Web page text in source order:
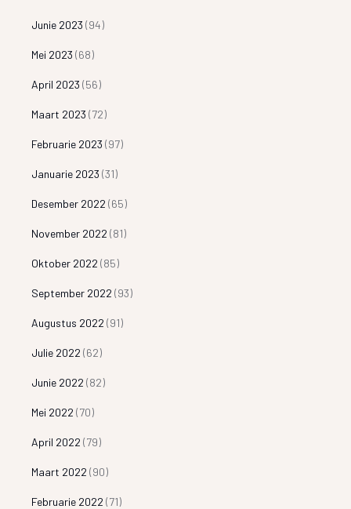
Junie 2023 (94)
Mei 2023 (68)
April 2023 (56)
Maart 2023 (72)
Februarie 2023 (97)
Januarie 2023 (31)
Desember 2022 (65)
November 2022 (81)
Oktober 2022 (85)
September 2022 (93)
Augustus 2022 (91)
Julie 2022 (62)
Junie 2022 (82)
Mei 2022 (70)
April 2022 (79)
Maart 2022 (90)
Februarie 2022 (71)